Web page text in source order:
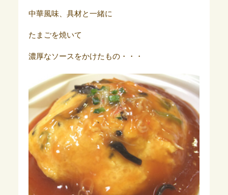
中華風味、具材と一緒に
たまごを焼いて
濃厚なソースをかけたもの・・・